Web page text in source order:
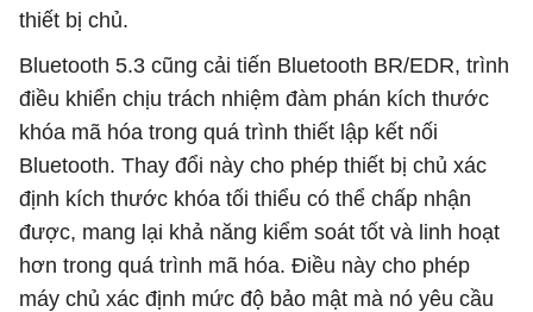
thiết bị chủ.
Bluetooth 5.3 cũng cải tiến Bluetooth BR/EDR, trình
điều khiển chịu trách nhiệm đàm phán kích thước
khóa mã hóa trong quá trình thiết lập kết nối
Bluetooth. Thay đổi này cho phép thiết bị chủ xác
định kích thước khóa tối thiểu có thể chấp nhận
được, mang lại khả năng kiểm soát tốt và linh hoạt
hơn trong quá trình mã hóa. Điều này cho phép
máy chủ xác định mức độ bảo mật mà nó yêu cầu